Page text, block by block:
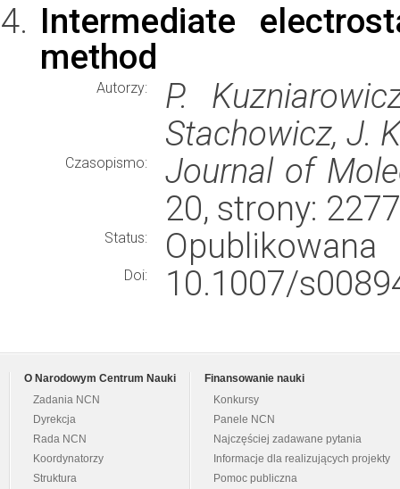
Intermediate
method
Autorzy:
P.
Stachowicz, J.
Czasopismo:
Journal of
20, strony:
Status: Opublikowana
Doi: 10.1007/
O Narodowym Centrum Nauki
Zadania NCN
Dyrekcja
Rada NCN
Koordynatorzy
Struktura
Finansowanie nauki
Konkursy
Panele NCN
Najczęściej zadawane pytania
Informacje dla realizujących projekty
Pomoc publiczna